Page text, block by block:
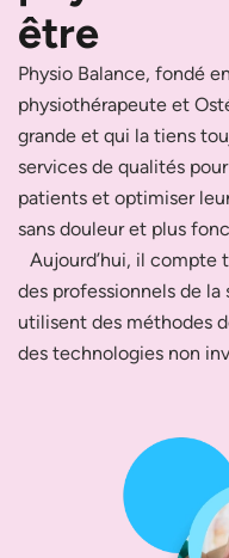
être
Physio Balance, fondé
physiothérapeute et
grande et qui la tiens
services de qualités
patients et optimiser
sans douleur et plus
Aujourd’hui, il compte
des professionnels de
utilisent des méthodes
des technologies non